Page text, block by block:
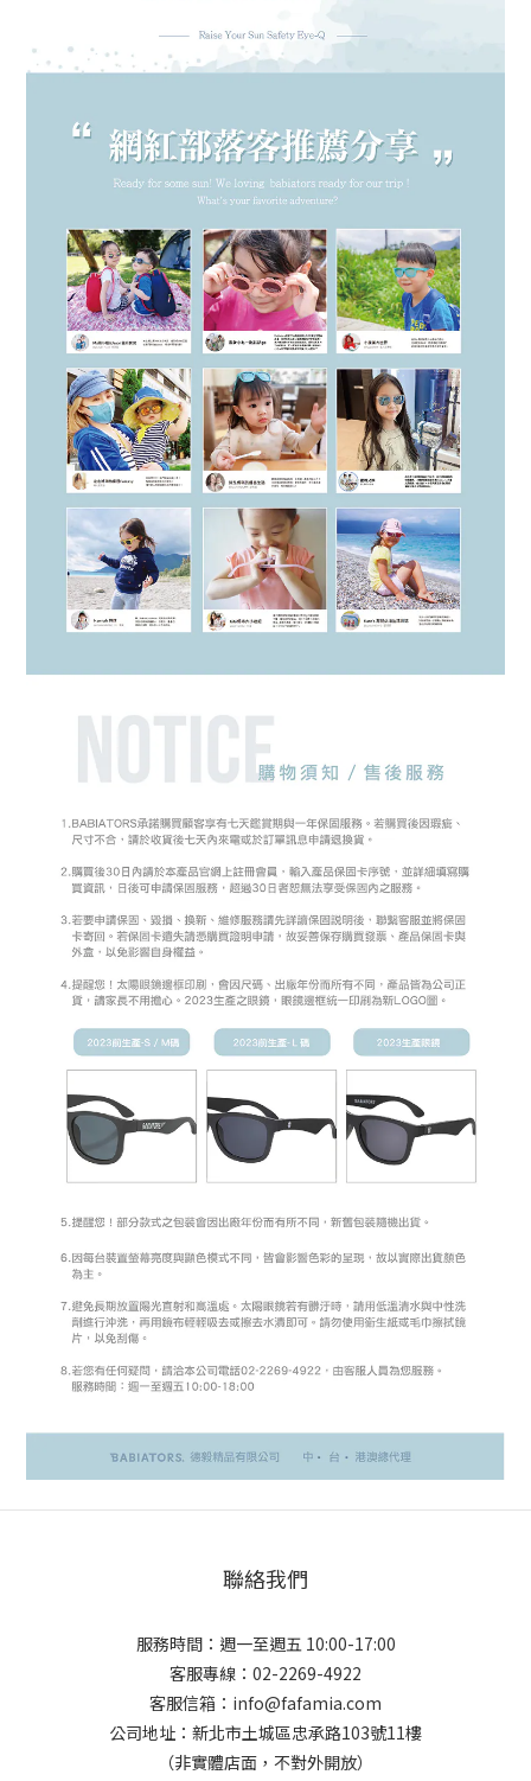
聯絡我們
服務時間：週一至週五 10:00-17:00
客服專線：02-2269-4922
客服信箱：info@fafamia.com
公司地址：新北市土城區忠承路103號11樓
（非實體店面，不對外開放）